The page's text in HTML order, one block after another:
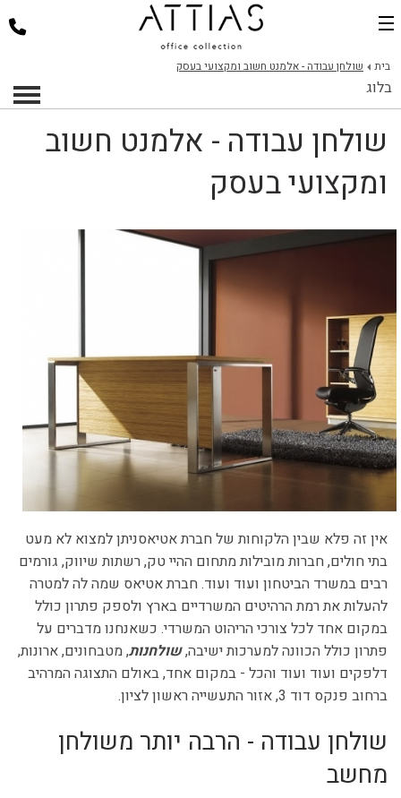
בית
כסאות למשרד
פינות ישיבה
ארגונומיה במשרד
צור קשר
בית שולחן עבודה - אלמנט חשוב ומקצועי בעסק
בלוג
שולחן עבודה - אלמנט חשוב
ומקצועי בעסק
אין זה פלא שבין הלקוחות של חברת אטיאסניתן למצוא לא מעט
בתי חולים, חברות מובילות מתחום ההיי טק, רשתות שיווק, גורמים
רבים במשרד הביטחון ועוד ועוד. חברת אטיאס שמה לה למטרה
להעלות את רמת הרהיטים המשרדיים בארץ ולספק פתרון כולל
במקום אחד לכל צורכי הריהוט המשרדי. כשאנחנו מדברים על
פתרון כולל הכוונה למערכות ישיבה,שולחנות, מטבחונים, ארונות,
דלפקים ועוד ועוד והכל - במקום אחד, באולם התצוגה המרהיב
ברחוב פנקס דוד 3, אזור התעשייה ראשון לציון.
שולחן עבודה - הרבה יותר משולחן
מחשב